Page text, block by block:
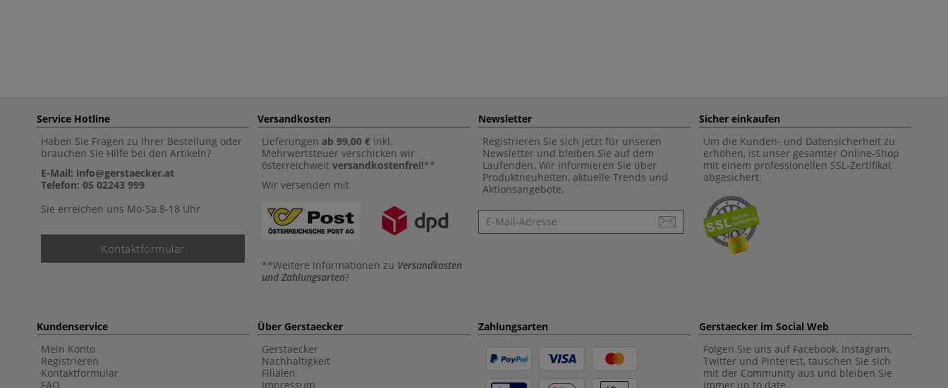
Service Hotline
Haben Sie Fragen zu Ihrer Bestellung oder
brauchen Sie Hilfe bei den Artikeln?
E-Mail: info@gerstaecker.at
Telefon: 05 02243 999
Sie erreichen uns Mo-Sa 8-18 Uhr
Kontaktformular
Versandkosten
Lieferungen ab 99,00 € inkl.
Mehrwertsteuer verschicken wir
österreichweit versandkostenfrei!**
Wir versenden mit
**Weitere Informationen zu Versandkosten
und Zahlungsarten?
Newsletter
Registrieren Sie sich jetzt für unseren
Newsletter und bleiben Sie auf dem
Laufenden. Wir informieren Sie über
Produktneuheiten, aktuelle Trends und
Aktionsangebote.
Newsletter
Sicher einkaufen
Um die Kunden- und Datensicherheit zu
erhöhen, ist unser gesamter Online-Shop
mit einem professionellen SSL-Zertifikat
abgesichert.
Kundenservice
Mein Konto
Registrieren
Kontaktformular
FAQ
Über Gerstaecker
Gerstaecker
Nachhaltigkeit
Filialen
Impressum
Zahlungsarten
Gerstaecker im Social Web
Folgen Sie uns auf Facebook, Instagram,
Twitter und Pinterest, tauschen Sie sich
mit der Community aus und bleiben Sie
immer up to date.